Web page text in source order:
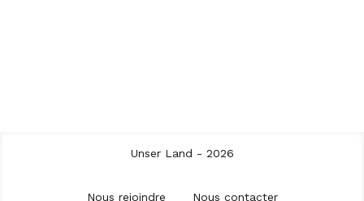
Unser Land - 2026
Nous rejoindre Nous contacter